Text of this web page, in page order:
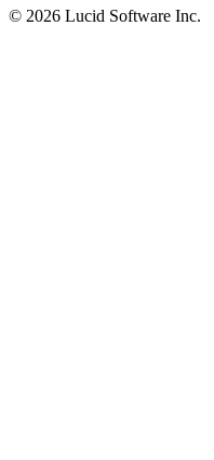
© 2026 Lucid Software Inc.